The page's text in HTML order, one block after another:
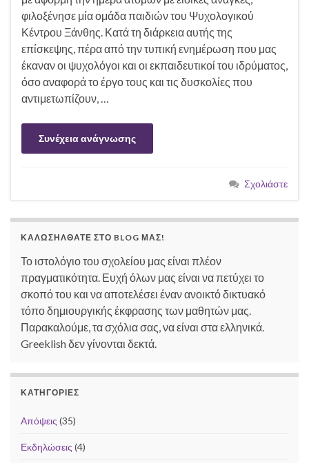
φιλοξένησε μία ομάδα παιδιών του Ψυχολογικού
Κέντρου Ξάνθης. Κατά τη διάρκεια αυτής της
επίσκεψης, πέρα από την τυπική ενημέρωση που μας
έκαναν οι ψυχολόγοι και οι εκπαιδευτικοί του ιδρύματος,
όσο αναφορά το έργο τους και τις δυσκολίες που
αντιμετωπίζουν, …
Συνέχεια ανάγνωσης
Σχολιάστε
ΚΑΛΩΣΉΛΘΑΤΕ ΣΤΟ BLOG ΜΑΣ!
Το ιστολόγιο του σχολείου μας είναι πλέον
πραγματικότητα. Ευχή όλων μας είναι να πετύχει το
σκοπό του και να αποτελέσει έναν ανοικτό δικτυακό
τόπο δημιουργικής έκφρασης των μαθητών μας.
Παρακαλούμε, τα σχόλια σας, να είναι στα ελληνικά.
Greeklish δεν γίνονται δεκτά.
ΚΑΤΗΓΟΡΊΕΣ
Απόψεις (35)
Εκδηλώσεις (4)